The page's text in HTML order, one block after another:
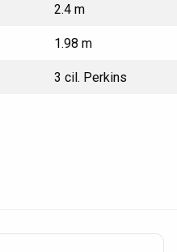
2.4 m
1.98 m
3 cil. Perkins